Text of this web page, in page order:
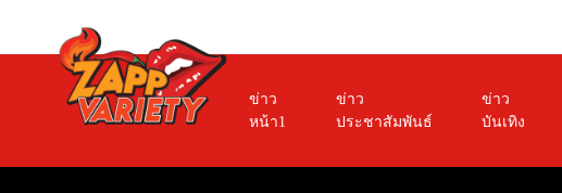
ข่าว
หน้า1
ข่าว
ประชาสัมพันธ์
ข่าว
บันเทิง